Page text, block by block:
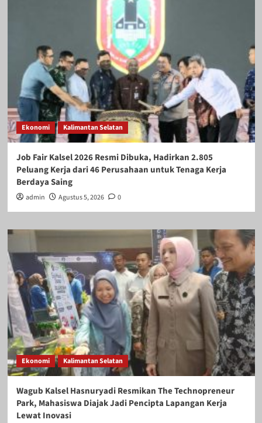
Ekonomi Kalimantan Selatan
Job Fair Kalsel 2026 Resmi Dibuka, Hadirkan 2.805
Peluang Kerja dari 46 Perusahaan untuk Tenaga Kerja
Berdaya Saing
admin Agustus 5, 2026 0
Ekonomi Kalimantan Selatan
Wagub Kalsel Hasnuryadi Resmikan The Technopreneur
Park, Mahasiswa Diajak Jadi Pencipta Lapangan Kerja
Lewat Inovasi